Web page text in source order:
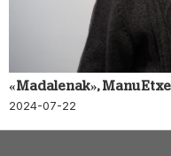
«Madalenak», Manu
2024-07-22